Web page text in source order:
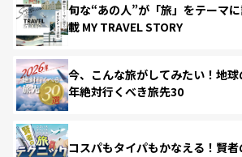
旬な“あの人”が「旅」をテーマ
載 MY TRAVEL STORY
今、こんな旅がしてみたい！地
年絶対行くべき旅先30
コスパもタイパもかなえる！賢